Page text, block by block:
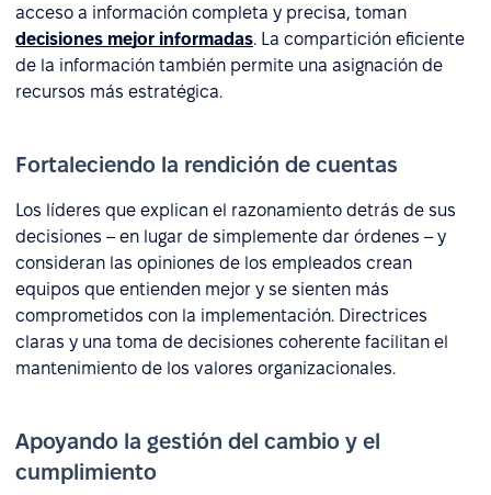
acceso a información completa y precisa, toman
decisiones mejor informadas. La compartición eficiente
de la información también permite una asignación de
recursos más estratégica.
Fortaleciendo la rendición de cuentas
Los líderes que explican el razonamiento detrás de sus
decisiones – en lugar de simplemente dar órdenes – y
consideran las opiniones de los empleados crean
equipos que entienden mejor y se sienten más
comprometidos con la implementación. Directrices
claras y una toma de decisiones coherente facilitan el
mantenimiento de los valores organizacionales.
Apoyando la gestión del cambio y el
cumplimiento